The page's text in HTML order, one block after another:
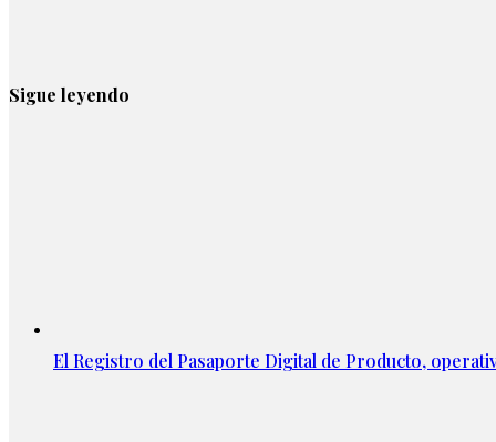
Sigue leyendo
El Registro del Pasaporte Digital de Producto,